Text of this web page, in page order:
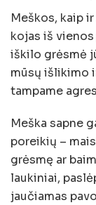
Meškos, kaip
kojas iš
iškilo grėsmė
mūsų išlikimo
tampame
Meška sapne
poreikių –
grėsmę ar
laukiniai,
jaučiamas